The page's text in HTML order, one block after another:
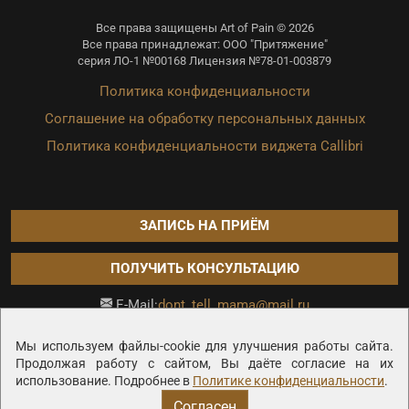
Мы используем файлы-cookie для улучшения работы сайта.
Продолжая работу с сайтом, Вы даёте согласие на их
использование. Подробнее в Политике конфиденциальности.
Все права защищены Art of Pain © 2026
Все права принадлежат: ООО "Притяжение"
серия ЛО-1 №00168 Лицензия №78-01-003879
Политика конфиденциальности
Соглашение на обработку персональных данных
Политика конфиденциальности виджета Callibri
ЗАПИСЬ НА ПРИЁМ
ПОЛУЧИТЬ КОНСУЛЬТАЦИЮ
E-Mail:dont_tell_mama@mail.ru